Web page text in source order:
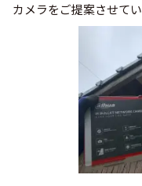
カメラをご提案させて